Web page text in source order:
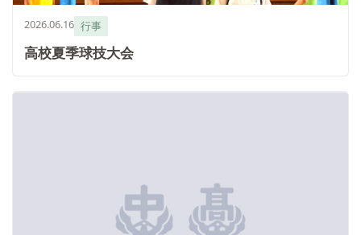
2026.06.16 行事
高校夏季球技大会